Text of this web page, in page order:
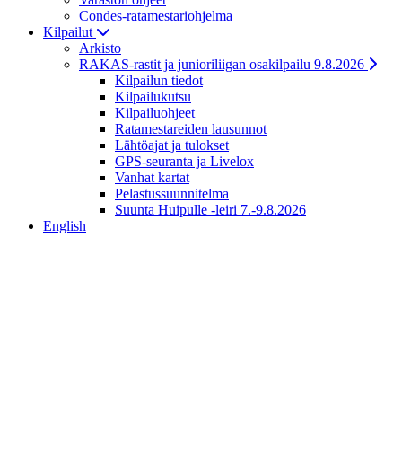
Condes-ratamestariohjelma
Kilpailut
Arkisto
RAKAS-rastit ja junioriliigan osakilpailu 9.8.2026
Kilpailun tiedot
Kilpailukutsu
Kilpailuohjeet
Ratamestareiden lausunnot
Lähtöajat ja tulokset
GPS-seuranta ja Livelox
Vanhat kartat
Pelastussuunnitelma
Suunta Huipulle -leiri 7.-9.8.2026
English